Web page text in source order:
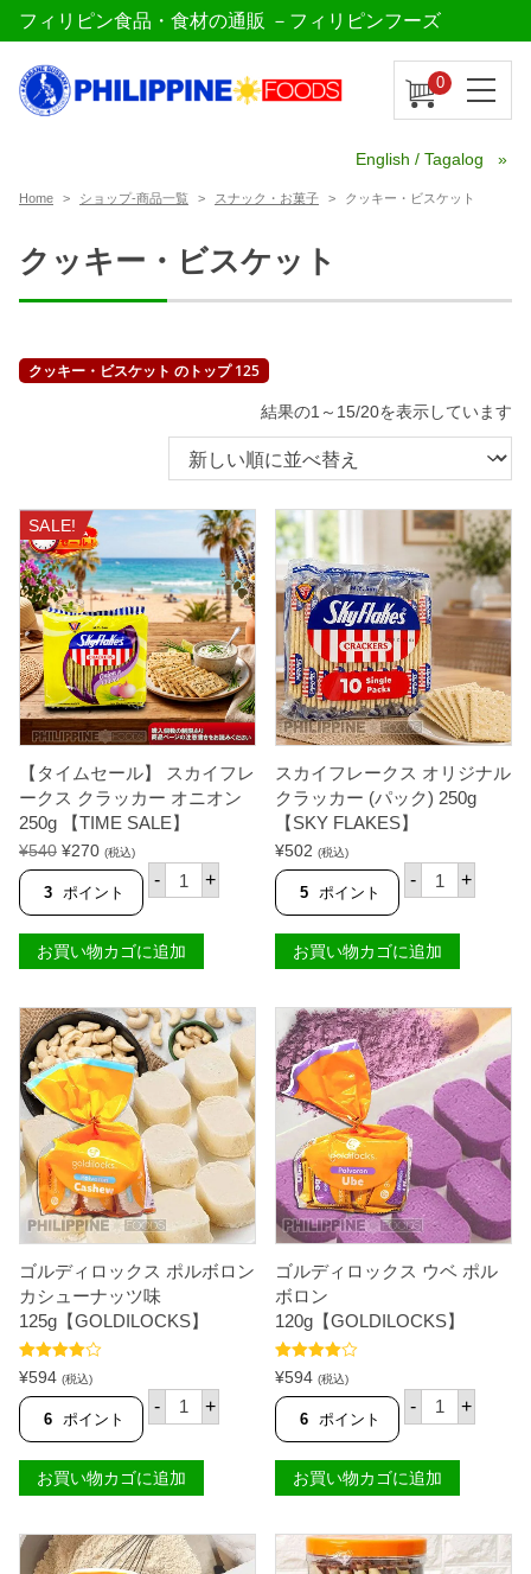
フィリピン食品・食材の通販 －フィリピンフーズ
0
English / Tagalog
Home ショップ-商品一覧 スナック・お菓子 クッキー・ビスケット
クッキー・ビスケット
クッキー・ビスケット のトップ 125
結果の1～15/20を表示しています
し
SALE!
【タイムセール】 スカイフレ
ークス クラッカー オニオン
250g 【TIME SALE】
¥540 元
の
価
格
は
¥
4
0
で
し
た
。
¥270現
在
の
価
格
は
2
7
0
で
す
。
(税込)
3 ポイント
- 【
タ
セ
ー
】
ス
カ
イ
フ
ー
ス
ク
ラ
カ
ー
オ
ン
【
I
M
E
A
L
+
お買い物カゴに追加
スカイフレークス オリジナル
クラッカー (パック) 250g
【SKY FLAKES】
¥502 (税込)
5 ポイント
- ス
カ
レ
ー
ス
オ
リ
ジ
ナ
ル
ク
ラ
ッ
カ
ー
(
パ
ッ
ク
5
K
F
L
A
E
S
+
お買い物カゴに追加
ゴルディロックス ポルボロン
カシューナッツ味
125g【GOLDILOCKS】
5段階中
4.71 の評価
¥594 (税込)
6 ポイント
- ゴ
ル
ロ
ッ
ス
ポ
ル
+
お買い物カゴに追加
ゴルディロックス ウベ ポル
ボロン
120g【GOLDILOCKS】
5段階中
4.50 の評価
¥594 (税込)
6 ポイント
- ゴ
ル
ロ
ッ
ス
ウ
ベ
+
お買い物カゴに追加